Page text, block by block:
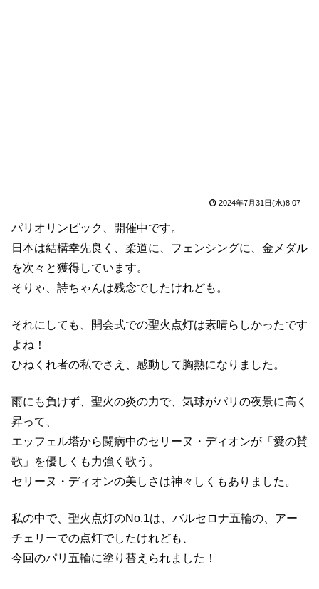
2024年7月31日(水)8:07
パリオリンピック、開催中です。
日本は結構幸先良く、柔道に、フェンシングに、金メダル
を次々と獲得しています。
そりゃ、詩ちゃんは残念でしたけれども。
それにしても、開会式での聖火点灯は素晴らしかったです
よね！
ひねくれ者の私でさえ、感動して胸熱になりました。
雨にも負けず、聖火の炎の力で、気球がパリの夜景に高く
昇って、
エッフェル塔から闘病中のセリーヌ・ディオンが「愛の賛
歌」を優しくも力強く歌う。
セリーヌ・ディオンの美しさは神々しくもありました。
私の中で、聖火点灯のNo.1は、バルセロナ五輪の、アー
チェリーでの点灯でしたけれども、
今回のパリ五輪に塗り替えられました！